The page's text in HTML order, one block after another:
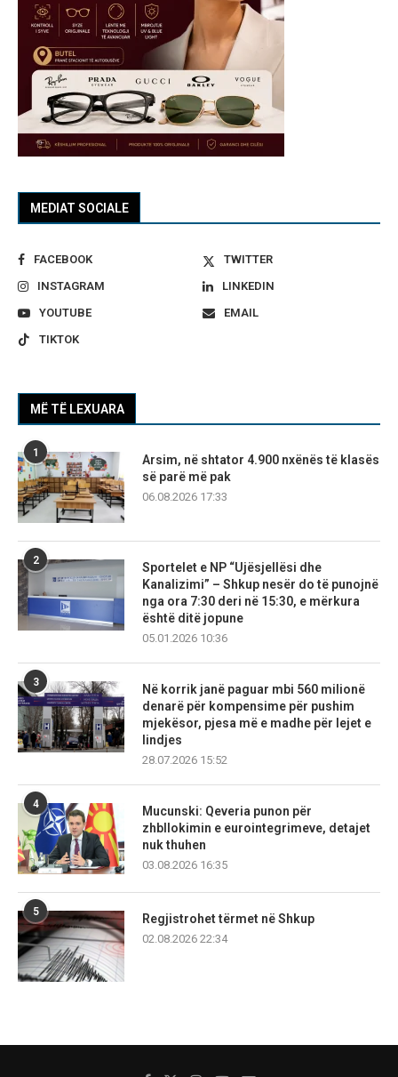
MEDIAT SOCIALE
FACEBOOK
TWITTER
INSTAGRAM
LINKEDIN
YOUTUBE
EMAIL
TIKTOK
MË TË LEXUARA
1
Arsim, në shtator 4.900 nxënës të klasës
së parë më pak
06.08.2026 17:33
2
Sportelet e NP “Ujësjellësi dhe
Kanalizimi” – Shkup nesër do të punojnë
nga ora 7:30 deri në 15:30, e mërkura
është ditë jopune
05.01.2026 10:36
3
Në korrik janë paguar mbi 560 milionë
denarë për kompensime për pushim
mjekësor, pjesa më e madhe për lejet e
lindjes
28.07.2026 15:52
4
Mucunski: Qeveria punon për
zhbllokimin e eurointegrimeve, detajet
nuk thuhen
03.08.2026 16:35
5
Regjistrohet tërmet në Shkup
02.08.2026 22:34